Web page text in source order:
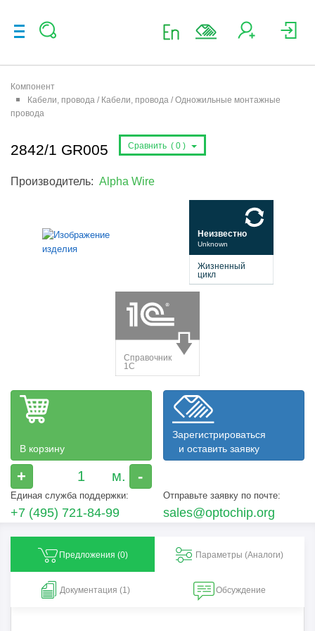
Компонент
Кабели, провода / Кабели, провода / Одножильные монтажные
провода
2842/1 GR005 Сравнить ( 0 )
Производитель: Alpha Wire
В корзину
+ -
Зарегистрироваться
и оставить заявку
Единая служба поддержки:
+7 (495) 721-84-99
Отправьте заявку по почте:
sales@optochip.org
Предложения (0) Параметры (Aналоги)
Документация (1) Обсуждение